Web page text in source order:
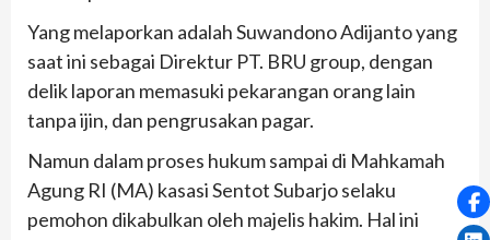
Yang melaporkan adalah Suwandono Adijanto yang
saat ini sebagai Direktur PT. BRU group, dengan
delik laporan memasuki pekarangan orang lain
tanpa ijin, dan pengrusakan pagar.
Namun dalam proses hukum sampai di Mahkamah
Agung RI (MA) kasasi Sentot Subarjo selaku
pemohon dikabulkan oleh majelis hakim. Hal ini